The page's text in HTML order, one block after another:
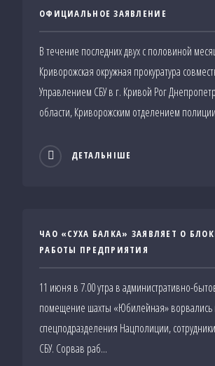
ОФИЦИАЛЬНОЕ ЗАЯВЛЕНИЕ
В течение последних двух с половиной
Криворожская окружная прокуратура
Управлением СБУ в г. Кривой Рог
области, Криворожским отделением
ДЕТАЛЬНІШЕ
ЧАО «СУХА БАЛКА» ЗАЯВЛЯЕТ О
РАБОТЫ ПРЕДПРИЯТИЯ
11 июня в 7.00 утра в административно-
помещение шахты «Юбилейная» ворвались
спецподразделения Нацполиции,
СБУ. Сорвав раб...